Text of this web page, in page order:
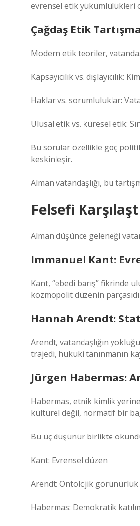
evrensel etik yükümlülükleri
Çağdaş Etik
Modern etik teoriler,
Kapsayıcılık vs. dışlayıcılık:
Haklar vs. sorumluluklar:
Ulusal etik vs. küresel etik:
Bu sorular özellikle göç
keskinleşir.
Alman vatandaşlığı, bu
Felsefi
Alman düşünce geleneği
Immanuel Kant:
Kant, “ebedi barış” fikrinde
kozmopolit düzenin
Hannah Arendt:
Arendt, vatandaşlığın
trajedi, hukuki tanınmanın
Jürgen Habermas:
Habermas, etnik kimlik
kültürel değil, normatif bir
Bu üç düşünür birlikte
Kant: Evrensel düzen
Arendt: Ontolojik görünürlük
Habermas: Demokratik